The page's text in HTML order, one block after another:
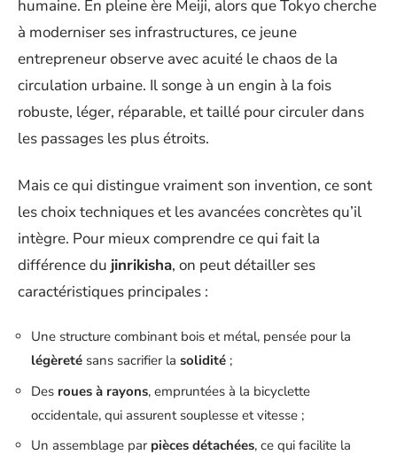
humaine. En pleine ère Meiji, alors que Tokyo cherche
à moderniser ses infrastructures, ce jeune
entrepreneur observe avec acuité le chaos de la
circulation urbaine. Il songe à un engin à la fois
robuste, léger, réparable, et taillé pour circuler dans
les passages les plus étroits.
Mais ce qui distingue vraiment son invention, ce sont
les choix techniques et les avancées concrètes qu’il
intègre. Pour mieux comprendre ce qui fait la
différence du jinrikisha, on peut détailler ses
caractéristiques principales :
Une structure combinant bois et métal, pensée pour la
légèreté sans sacrifier la solidité ;
Des roues à rayons, empruntées à la bicyclette
occidentale, qui assurent souplesse et vitesse ;
Un assemblage par pièces détachées, ce qui facilite la